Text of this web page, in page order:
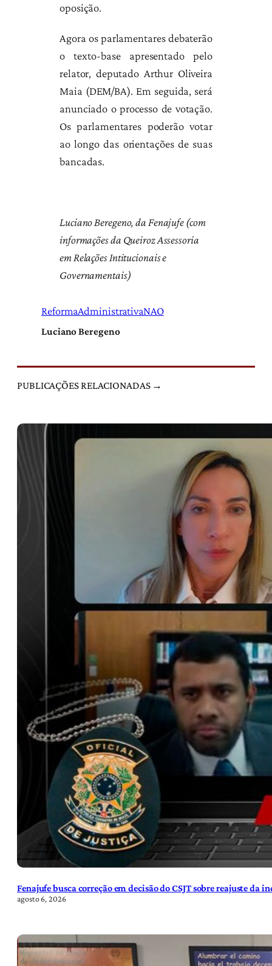
oposição.
Agora os parlamentares debaterão
o texto-base apresentado pelo
relator, deputado Arthur Oliveira
Maia (DEM/BA). Em seguida, será
anunciado o processo de votação.
Os parlamentares poderão votar
ao longo das orientações de suas
bancadas.
Luciano Beregeno, da Fenajufe (com
informações da Queiroz Assessoria
em Relações Intitucionais e
Governamentais)
ReformaAdministrativaNAO
Luciano Beregeno
PUBLICAÇÕES RELACIONADAS →
Fenajufe busca correção em decisão do CSJT sobre reajuste da
agosto 6, 2026